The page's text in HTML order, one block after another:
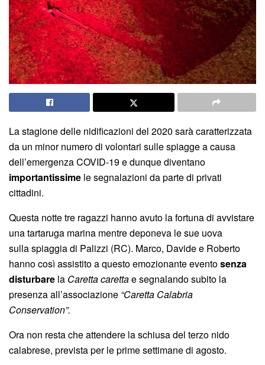
La stagione delle nidificazioni del 2020 sarà caratterizzata
da un minor numero di volontari sulle spiagge a causa
dell’emergenza COVID-19 e dunque diventano
importantissime le segnalazioni da parte di privati
cittadini.
Questa notte tre ragazzi hanno avuto la fortuna di avvistare
una tartaruga marina mentre deponeva le sue uova
sulla spiaggia di Palizzi (RC). Marco, Davide e Roberto
hanno così assistito a questo emozionante eventosenza
disturbare la Caretta carettae segnalando subito la
presenza all’associazione “Caretta Calabria
Conservation”.
Ora non resta che attendere la schiusa del terzo nido
calabrese, prevista per le prime settimane di agosto.